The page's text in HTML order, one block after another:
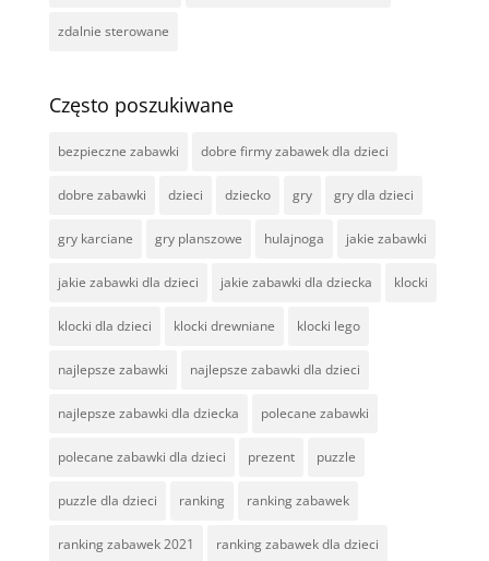
zdalnie sterowane
Często poszukiwane
bezpieczne zabawki dobre firmy zabawek dla dzieci
dobre zabawki dzieci dziecko gry gry dla dzieci
gry karciane gry planszowe hulajnoga jakie zabawki
jakie zabawki dla dzieci jakie zabawki dla dziecka klocki
klocki dla dzieci klocki drewniane klocki lego
najlepsze zabawki najlepsze zabawki dla dzieci
najlepsze zabawki dla dziecka polecane zabawki
polecane zabawki dla dzieci prezent puzzle
puzzle dla dzieci ranking ranking zabawek
ranking zabawek 2021 ranking zabawek dla dzieci